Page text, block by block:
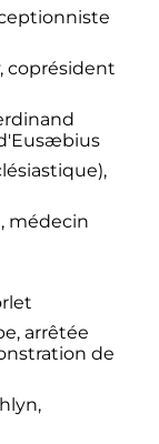
coprésident
médecin
arrêtée
de